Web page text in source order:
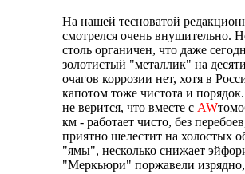
На нашей тесноватой
смотрелся очень внушительно.
столь органичен, что даже
золотистый "металлик" на
очагов коррозии нет, хотя в
капотом тоже чистота и
не верится, что вместе с AW
км - работает чисто, без
приятно шелестит на холостых
"ямы", несколько снижает
"Меркьюри" поржавели изрядно,